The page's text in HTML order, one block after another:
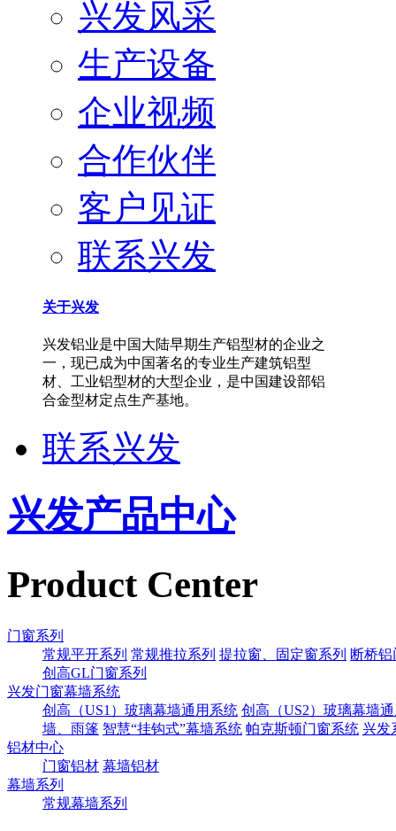
兴发风采
生产设备
企业视频
合作伙伴
客户见证
联系兴发
关于兴发
兴发铝业是中国大陆早期生产铝型材的企业之
一，现已成为中国著名的专业生产建筑铝型
材、工业铝型材的大型企业，是中国建设部铝
合金型材定点生产基地。
联系兴发
兴发产品中心
Product Center
门窗系列
常规平开系列 常规推拉系列 提拉窗、固定窗系列 断桥铝
创高GL门窗系列
兴发门窗幕墙系统
创高（US1）玻璃幕墙通用系统 创高（US2）玻璃幕墙
墙、雨篷 智慧“挂钩式”幕墙系统 帕克斯顿门窗系统 兴发
铝材中心
门窗铝材 幕墙铝材
幕墙系列
常规幕墙系列